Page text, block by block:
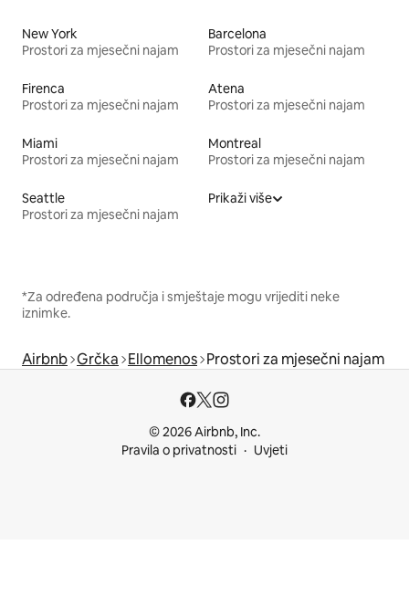
New York
Prostori za mjesečni najam
Barcelona
Prostori za mjesečni najam
Firenca
Prostori za mjesečni najam
Atena
Prostori za mjesečni najam
Miami
Prostori za mjesečni najam
Montreal
Prostori za mjesečni najam
Seattle
Prostori za mjesečni najam
Prikaži više
*Za određena područja i smještaje mogu vrijediti neke
iznimke.
Airbnb Grčka Ellomenos Prostori za mjesečni najam
© 2026 Airbnb, Inc.
Pravila o privatnosti
Uvjeti